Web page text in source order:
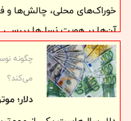
خوراک‌های محلی، چالش‌ها و
آن‌ها بر هویت نسل‌ها
چگونه
می‌کند؟
دلار؛